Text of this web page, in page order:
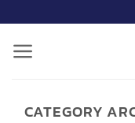
CATEGORY